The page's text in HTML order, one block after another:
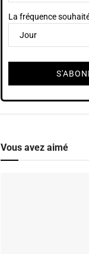
La fréquence
Vous avez aimé